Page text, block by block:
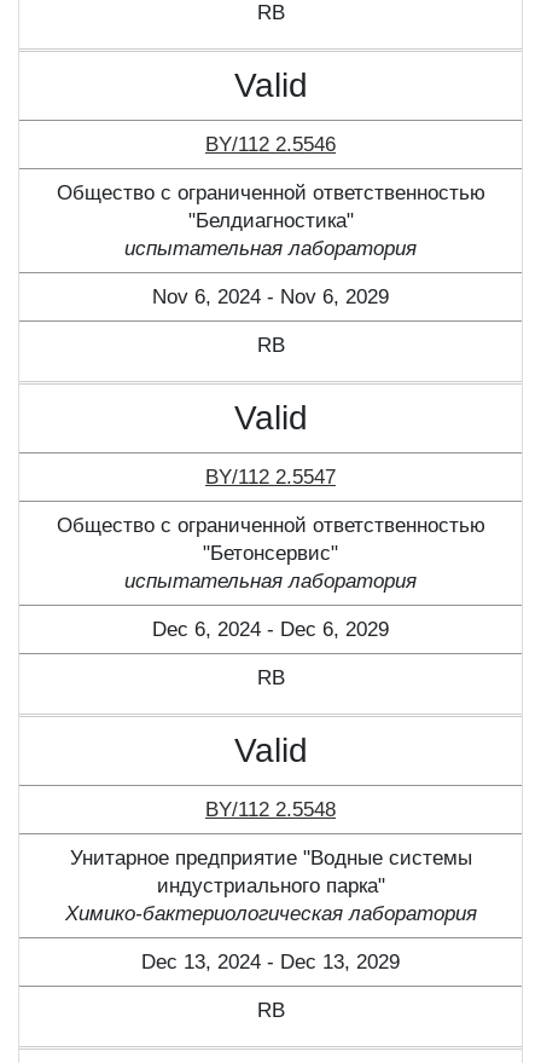
RB
Valid
BY/112 2.5546
Общество с ограниченной ответственностью
"Белдиагностика"
испытательная лаборатория
Nov 6, 2024 - Nov 6, 2029
RB
Valid
BY/112 2.5547
Общество с ограниченной ответственностью
"Бетонсервис"
испытательная лаборатория
Dec 6, 2024 - Dec 6, 2029
RB
Valid
BY/112 2.5548
Унитарное предприятие "Водные системы
индустриального парка"
Химико-бактериологическая лаборатория
Dec 13, 2024 - Dec 13, 2029
RB